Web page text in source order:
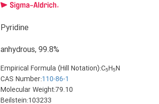
Pyridine
anhydrous, 99.8%
Empirical Formula (Hill Notation):C5H5N
CAS Number:110-86-1
Molecular Weight:79.10
Beilstein:103233